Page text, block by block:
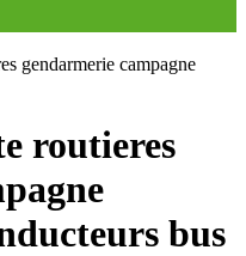
gendarmerie campagne
routieres
bus